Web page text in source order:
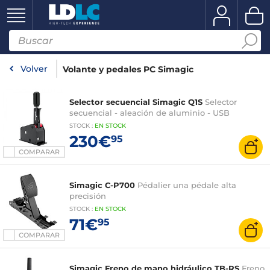
Volver Volante y pedales PC Simagic
COMPARAR
Selector secuencial Simagic Q1S Selector
secuencial - aleación de aluminio - USB
STOCK : EN STOCK
230€95
COMPARAR
Simagic C-P700 Pédalier una pédale alta
precisión
STOCK : EN STOCK
71€95